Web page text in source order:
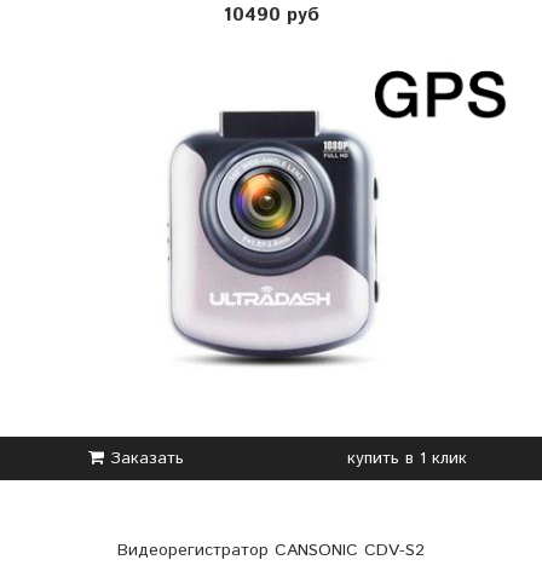
10490 руб
Заказать купить в 1 клик
Видеорегистратор CANSONIC CDV-S2